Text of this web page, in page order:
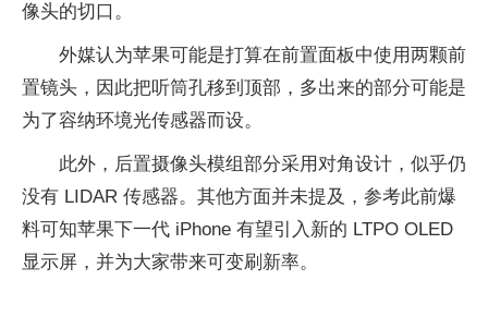
像头的切口。
外媒认为苹果可能是打算在前置面板中使用两颗前
置镜头，因此把听筒孔移到顶部，多出来的部分可能是
为了容纳环境光传感器而设。
此外，后置摄像头模组部分采用对角设计，似乎仍
没有 LIDAR 传感器。其他方面并未提及，参考此前爆
料可知苹果下一代 iPhone 有望引入新的 LTPO OLED
显示屏，并为大家带来可变刷新率。